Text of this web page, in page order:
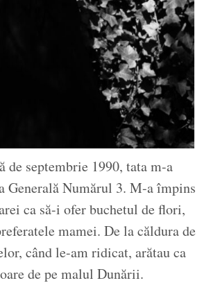
de septembrie 1990, tata m-a
Generală Numărul 3. M-a împins
ca să-i ofer buchetul de flori,
mamei. De la căldura de
când le-am ridicat, arătau ca
de pe malul Dunării.